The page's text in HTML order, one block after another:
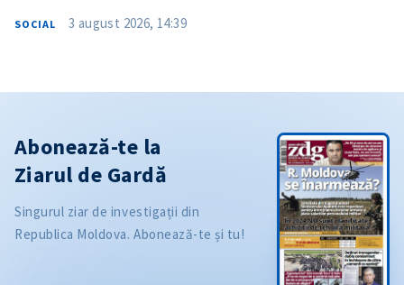
SOCIAL 3 august 2026, 14:39
Abonează-te la
Ziarul de Gardă
Singurul ziar de investigații din
Republica Moldova. Abonează-te și tu!